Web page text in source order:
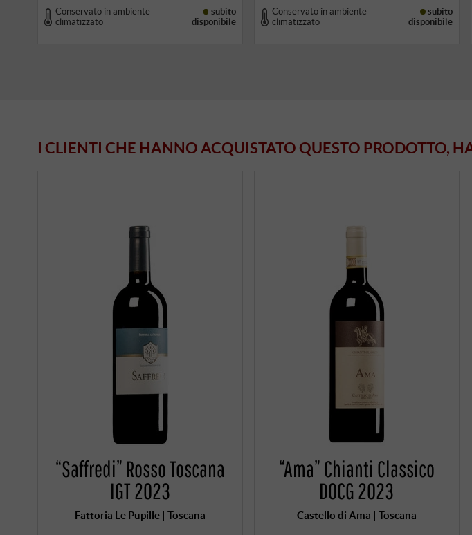
Conservato in ambiente
climatizzato
subito
disponibile
Conservato in ambiente
climatizzato
subito
disponibile
I CLIENTI CHE HANNO ACQUISTATO QUESTO PRODOTTO,
“Saffredi” Rosso Toscana
IGT 2023
Fattoria Le Pupille | Toscana
“Ama” Chianti Classico
DOCG 2023
Castello di Ama | Toscana